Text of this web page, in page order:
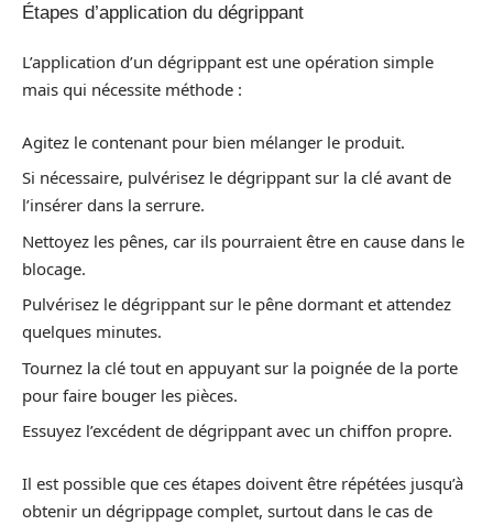
Étapes d’application du dégrippant
L’application d’un dégrippant est une opération simple
mais qui nécessite méthode :
Agitez le contenant pour bien mélanger le produit.
Si nécessaire, pulvérisez le dégrippant sur la clé avant de
l’insérer dans la serrure.
Nettoyez les pênes, car ils pourraient être en cause dans le
blocage.
Pulvérisez le dégrippant sur le pêne dormant et attendez
quelques minutes.
Tournez la clé tout en appuyant sur la poignée de la porte
pour faire bouger les pièces.
Essuyez l’excédent de dégrippant avec un chiffon propre.
Il est possible que ces étapes doivent être répétées jusqu’à
obtenir un dégrippage complet, surtout dans le cas de